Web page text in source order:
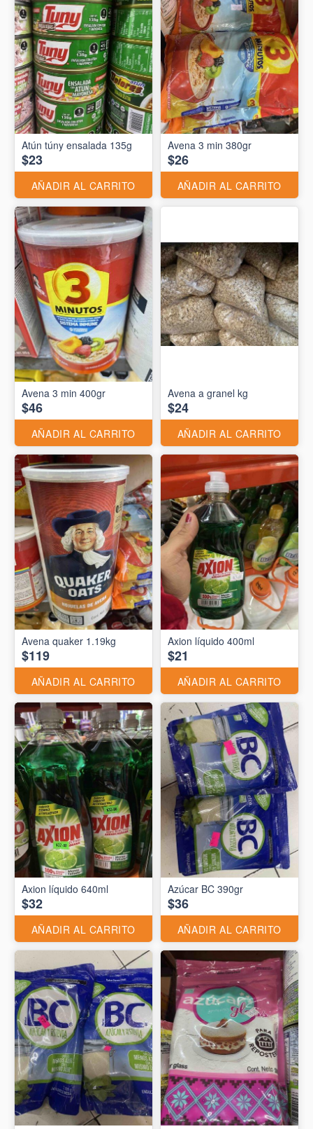
Atún túny ensalada 135g
$23
AÑADIR AL CARRITO
Avena 3 min 380gr
$26
AÑADIR AL CARRITO
Avena 3 min 400gr
$46
AÑADIR AL CARRITO
Avena a granel kg
$24
AÑADIR AL CARRITO
Avena quaker 1.19kg
$119
AÑADIR AL CARRITO
Axion líquido 400ml
$21
AÑADIR AL CARRITO
Axion líquido 640ml
$32
AÑADIR AL CARRITO
Azúcar BC 390gr
$36
AÑADIR AL CARRITO